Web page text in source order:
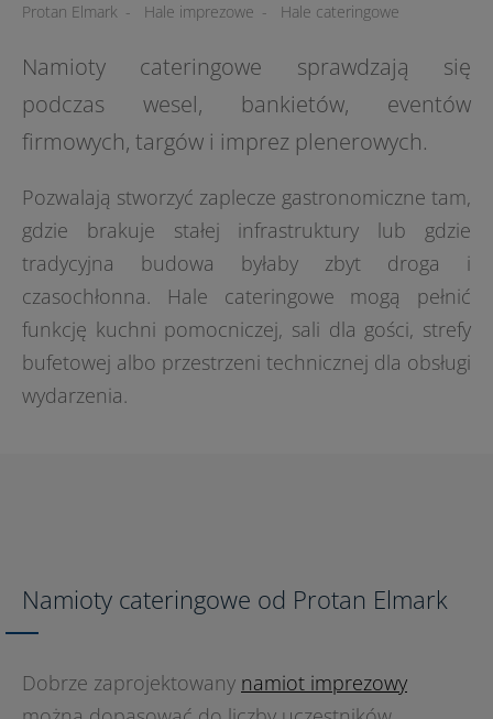
Protan Elmark - Hale imprezowe - Hale cateringowe
Namioty cateringowe sprawdzają się
podczas wesel, bankietów, eventów
firmowych, targów i imprez plenerowych.
Pozwalają stworzyć zaplecze gastronomiczne tam,
gdzie brakuje stałej infrastruktury lub gdzie
tradycyjna budowa byłaby zbyt droga i
czasochłonna. Hale cateringowe mogą pełnić
funkcję kuchni pomocniczej, sali dla gości, strefy
bufetowej albo przestrzeni technicznej dla obsługi
wydarzenia.
Namioty cateringowe od Protan Elmark
Dobrze zaprojektowany namiot imprezowy